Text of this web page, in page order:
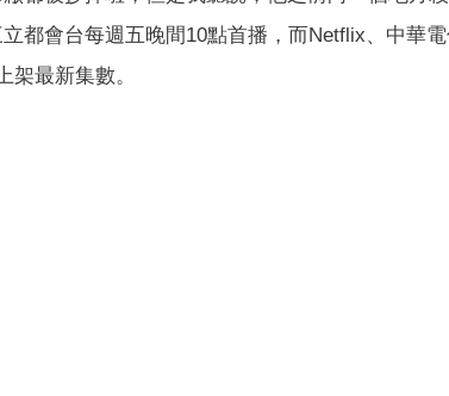
都會台每週五晚間10點首播，而Netflix、中華
最新集數。